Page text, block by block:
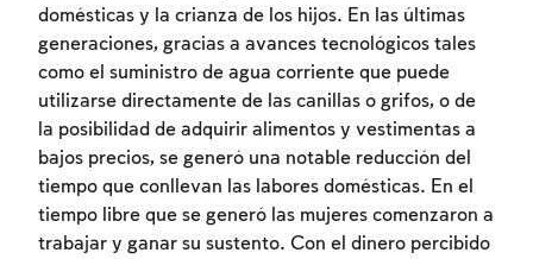
domésticas y la crianza de los hijos. En las últimas
generaciones, gracias a avances tecnológicos tales
como el suministro de agua corriente que puede
utilizarse directamente de las canillas o grifos, o de
la posibilidad de adquirir alimentos y vestimentas a
bajos precios, se generó una notable reducción del
tiempo que conllevan las labores domésticas. En el
tiempo libre que se generó las mujeres comenzaron a
trabajar y ganar su sustento. Con el dinero percibido